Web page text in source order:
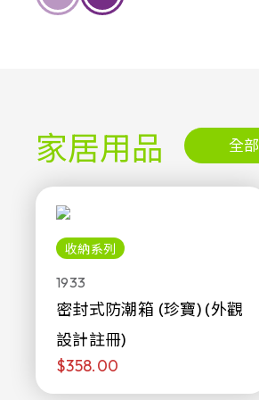
家居用品 全部
收納系列
1933
密封式防潮箱 (珍寶) (外觀
設計註冊)
$358.00